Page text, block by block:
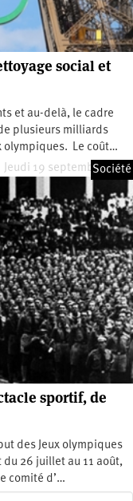
social et
et au-delà, le cadre
plusieurs milliards
olympiques. Le coût…
Jeudi 19 septembre 2024
Société
sportif, de
des Jeux olympiques
26 juillet au 11 août,
comité d’…